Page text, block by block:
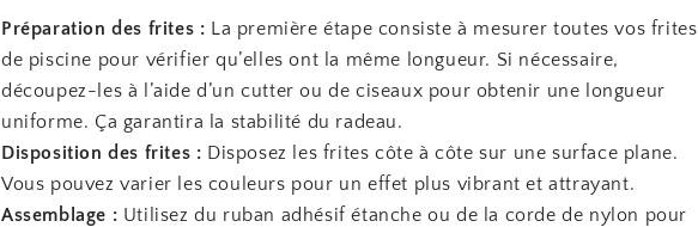
Préparation des frites : La première étape consiste à mesurer toutes vos frites
de piscine pour vérifier qu’elles ont la même longueur. Si nécessaire,
découpez-les à l’aide d’un cutter ou de ciseaux pour obtenir une longueur
uniforme. Ça garantira la stabilité du radeau.
Disposition des frites : Disposez les frites côte à côte sur une surface plane.
Vous pouvez varier les couleurs pour un effet plus vibrant et attrayant.
Assemblage : Utilisez du ruban adhésif étanche ou de la corde de nylon pour